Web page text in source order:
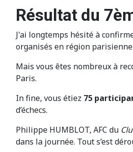
Résultat du
J'ai longtemps hésité à
organisés en région
Mais vous êtes nombreux à
Paris.
In fine, vous étiez 75
d’échecs.
Philippe HUMBLOT, AFC du
dans la journée. Tout s’est